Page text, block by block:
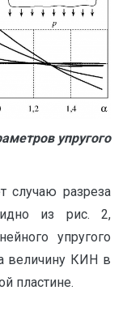
упругого
случаю разреза
из рис. 2,
упругого
величину КИН в
пластине.